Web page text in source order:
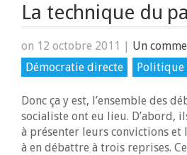
La technique du
on 12 octobre 2011 | Un
Démocratie directe
Politique
Donc ça y est, l’ensemble des
socialiste ont eu lieu. D’abord,
à présenter leurs convictions et
à en débattre à trois reprises.